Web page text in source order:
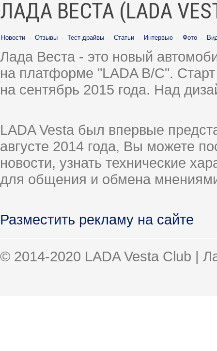
ЛАДА ВЕСТА (LADA
Новости · Отзывы · Тест-драйвы · Статьи · Интервью · Фото ·
Лада Веста - это новый
на платформе "LADA B/C".
на сентябрь 2015 года. Над
LADA Vesta был впервые
августе 2014 года, Вы можете
новости, узнать технические
для общения и обмена
Разместить рекламу на сайте
© 2014-2020 LADA Vesta Club |